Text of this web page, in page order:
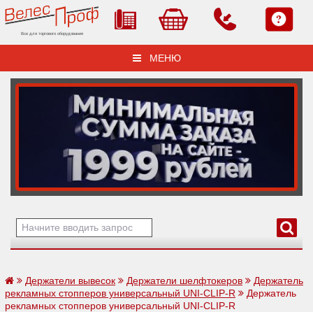
Все для торгового оборудования
МЕНЮ
Держатели вывесок Держатели шелфтокеров
Держатель
рекламных стопперов универсальный UNI-CLIP-R
Держатель
рекламных стопперов универсальный UNI-CLIP-R